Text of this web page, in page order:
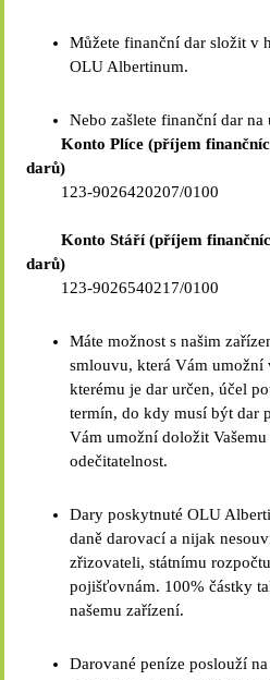
Můžete finanční dar složit v
OLU Albertinum.
Nebo zašlete finanční dar na
Konto Plíce (příjem
darů)
123-9026420207/0100
Konto Stáří (příjem
darů)
123-9026540217/0100
Máte možnost s našim
smlouvu, která Vám umožní
kterému je dar určen, účel
termín, do kdy musí být dar
Vám umožní doložit
odečitatelnost.
Dary poskytnuté OLU
daně darovací a nijak
zřizovateli, státnímu
pojišťovnám. 100% částky
našemu zařízení.
Darované peníze poslouží